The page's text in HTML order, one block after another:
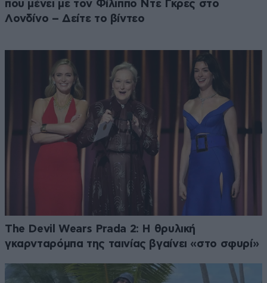
που μένει με τον Φίλιππο Ντε Γκρες στο
Λονδίνο – Δείτε το βίντεο
The Devil Wears Prada 2: Η θρυλική
γκαρνταρόμπα της ταινίας βγαίνει «στο σφυρί»